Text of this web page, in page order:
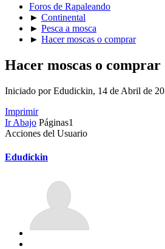
Foros de Rapaleando
► Continental
► Pesca a mosca
► Hacer moscas o comprar
Hacer moscas o comprar
Iniciado por Edudickin, 14 de Abril de
Imprimir
Ir Abajo Páginas1
Acciones del Usuario
Edudickin